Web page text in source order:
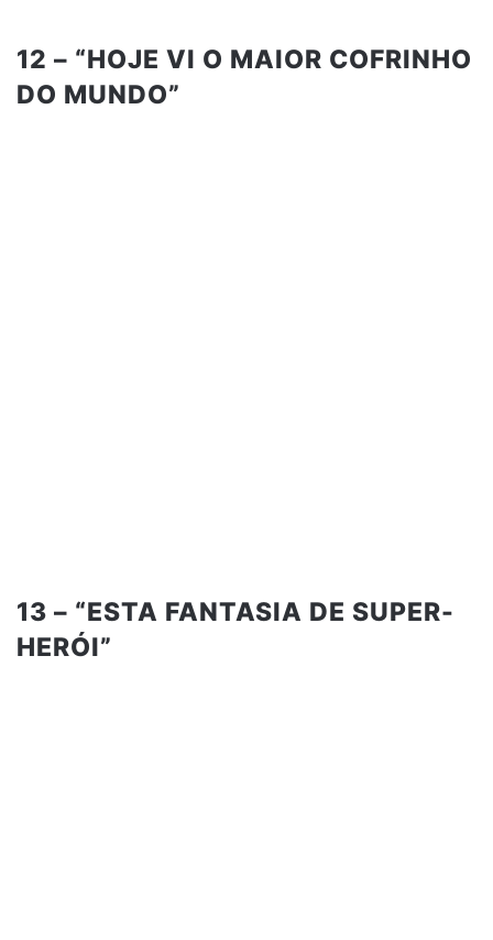
12 – “HOJE VI O MAIOR COFRINHO
DO MUNDO”
13 – “ESTA FANTASIA DE SUPER-
HERÓI”